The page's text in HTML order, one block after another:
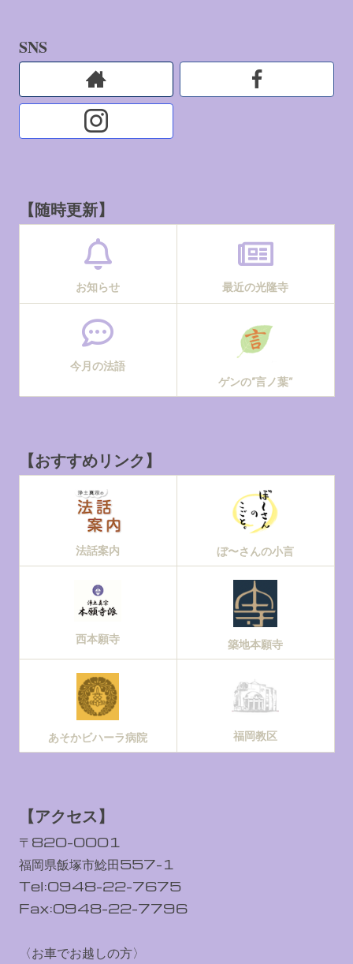
SNS
【随時更新】
お知らせ 最近の光隆寺
今月の法語
ゲンの“言ノ葉”
【おすすめリンク】
法話案内 ぼ〜さんの小言
西本願寺 築地本願寺
あそかビハーラ病院 福岡教区
【アクセス】
〒820-0001
福岡県飯塚市鯰田557-1
Tel:0948-22-7675
Fax:0948-22-7796
〈お車でお越しの方〉